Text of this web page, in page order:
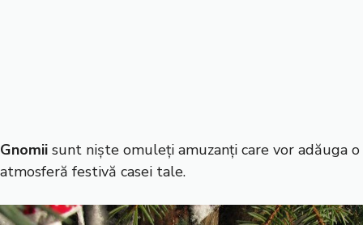
Gnomii sunt niște omuleți amuzanți care vor adăuga o
atmosferă festivă casei tale.